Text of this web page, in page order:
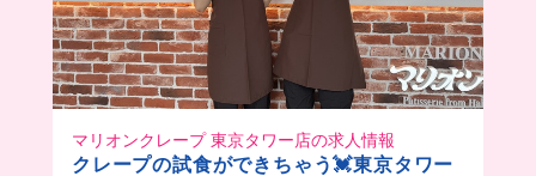
マリオンクレープ 東京タワー店の求人情報
クレープの試食ができちゃう💓東京タワー